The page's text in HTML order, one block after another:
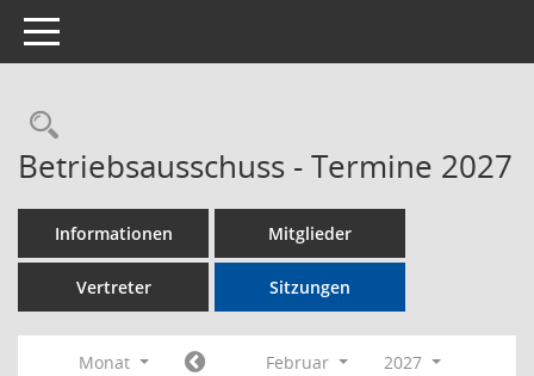
Toggle navigation
Rechercheauswahl
Betriebsausschuss - Termine 2027
Informationen Mitglieder
Vertreter Sitzungen
Monat Februar
2027